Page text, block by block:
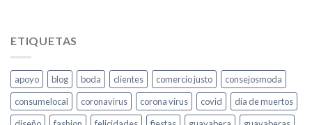
ETIQUETAS
apoyo blog boda clientes comercio justo
consejosmoda
consumelocal
coronavirus corona virus covid
dia de muertos